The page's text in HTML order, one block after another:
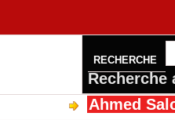
RECHERCHE
Recherche
Ahmed Saloum